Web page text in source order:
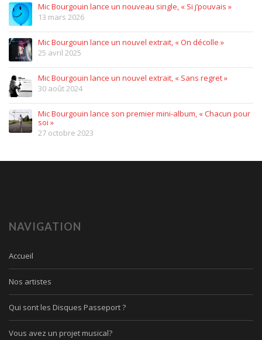
Mic Bourgouin lance un nouveau single, « Si j’pouvais »
13 mars 2026
Mic Bourgouin lance un nouvel extrait, « On décolle »
25 avril 2025
Mic Bourgouin lance un nouvel extrait, « Sans regret »
30 août 2024
Mic Bourgouin lance son premier mini-album, « Chacun pour
soi »
27 octobre 2023
NAVIGATION
Accueil
Nos artistes
Qui sont les Disques Passeport ?
Vous avez un projet musical?